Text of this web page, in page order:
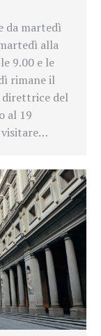
da martedì
alla
9.00 e le
rimane il
direttrice del
al 19
visitare…